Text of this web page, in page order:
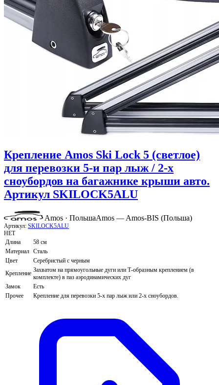
Крепление Amos Ski Lock 5 (светлое)
для перевозки 5-и пар лыж / 2-х
сноубордов на багажнике крыши авто.
Артикул SKILOCK5ALU
Amos · ПольшаAmos — Amos-BIS (Польша)
Артикул: SKILOCK5ALU
НЕТ
Длина
58 см
Материал Сталь
Цвет
Серебристый с черным
Крепление Захватом на прямоугольные дуги или Т-образным креплением (в
комплекте) в паз аэродинамических дуг
Замок
Есть
Прочее
Крепление для перевозки 5-х пар лыж или 2-х сноубордов.